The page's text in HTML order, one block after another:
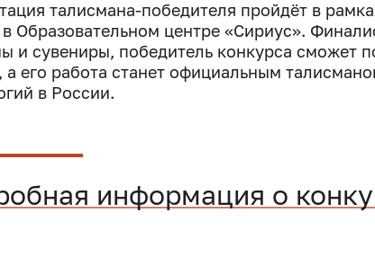
талисмана-победителя пройдёт в
Образовательном центре «Сириус».
и сувениры, победитель конкурса сможет
а его работа станет официальным
в России.
информация о